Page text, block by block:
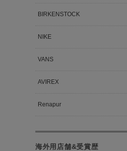
BIRKENSTOCK
NIKE
VANS
AVIREX
Renapur
海外用店舗&受賞歴